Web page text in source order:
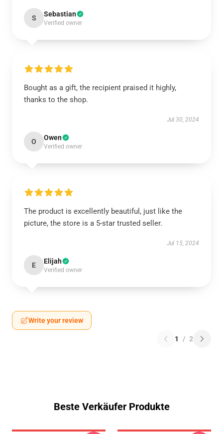
S Sebastian
Verified owner
Bought as a gift, the recipient praised it highly,
thanks to the shop.
Jul 30, 2024
O Owen
Verified owner
The product is excellently beautiful, just like the
picture, the store is a 5-star trusted seller.
Jul 15, 2024
E Elijah
Verified owner
Write your review
1 / 2
Beste Verkäufer Produkte